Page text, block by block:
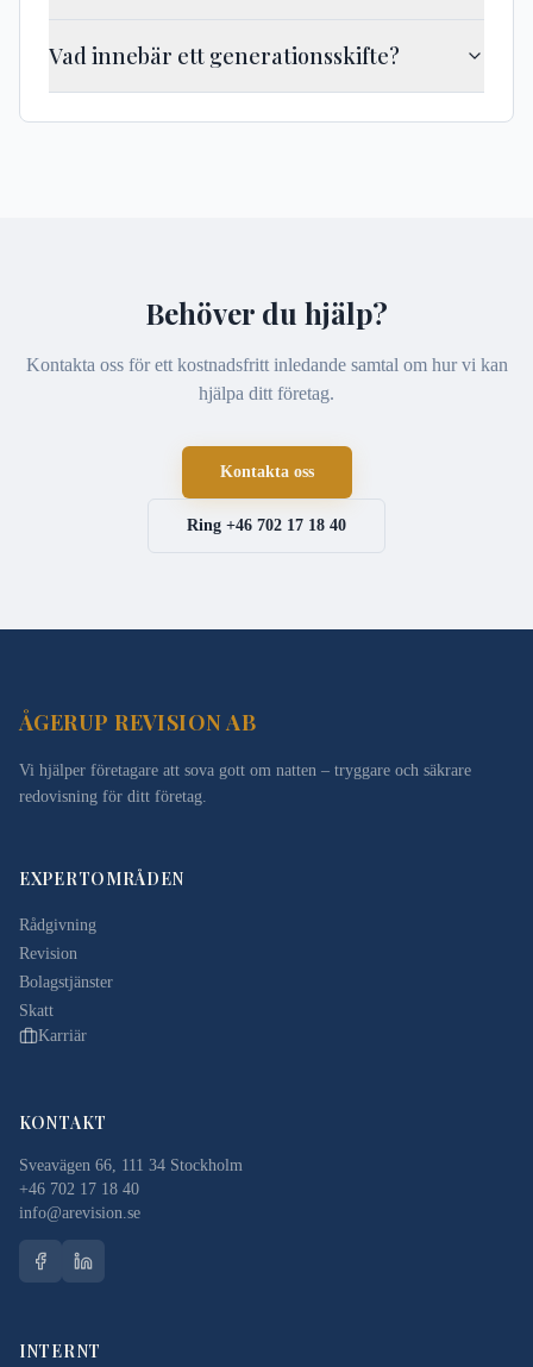
Vad innebär ett generationsskifte?
Behöver du hjälp?
Kontakta oss för ett kostnadsfritt inledande samtal om hur vi kan
hjälpa ditt företag.
Kontakta oss
Ring +46 702 17 18 40
ÅGERUP REVISION AB
Vi hjälper företagare att sova gott om natten – tryggare och säkrare
redovisning för ditt företag.
EXPERTOMRÅDEN
Rådgivning
Revision
Bolagstjänster
Skatt
Karriär
KONTAKT
Sveavägen 66, 111 34 Stockholm
+46 702 17 18 40
info@arevision.se
INTERNT